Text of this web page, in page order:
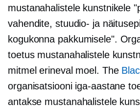
mustanahalistele kunstnikele
vahendite, stuudio- ja
kogukonna pakkumisele".
toetus mustanahalistele
mitmel erineval moel. The
organisatsiooni iga-aastane
antakse mustanahalistele